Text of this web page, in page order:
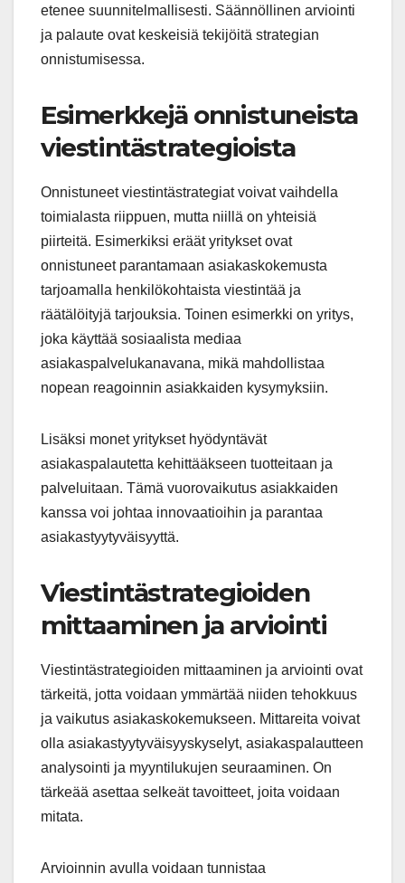
etenee suunnitelmallisesti. Säännöllinen arviointi
ja palaute ovat keskeisiä tekijöitä strategian
onnistumisessa.
Esimerkkejä onnistuneista
viestintästrategioista
Onnistuneet viestintästrategiat voivat vaihdella
toimialasta riippuen, mutta niillä on yhteisiä
piirteitä. Esimerkiksi eräät yritykset ovat
onnistuneet parantamaan asiakaskokemusta
tarjoamalla henkilökohtaista viestintää ja
räätälöityjä tarjouksia. Toinen esimerkki on yritys,
joka käyttää sosiaalista mediaa
asiakaspalvelukanavana, mikä mahdollistaa
nopean reagoinnin asiakkaiden kysymyksiin.
Lisäksi monet yritykset hyödyntävät
asiakaspalautetta kehittääkseen tuotteitaan ja
palveluitaan. Tämä vuorovaikutus asiakkaiden
kanssa voi johtaa innovaatioihin ja parantaa
asiakastyytyväisyyttä.
Viestintästrategioiden
mittaaminen ja arviointi
Viestintästrategioiden mittaaminen ja arviointi ovat
tärkeitä, jotta voidaan ymmärtää niiden tehokkuus
ja vaikutus asiakaskokemukseen. Mittareita voivat
olla asiakastyytyväisyyskyselyt, asiakaspalautteen
analysointi ja myyntilukujen seuraaminen. On
tärkeää asettaa selkeät tavoitteet, joita voidaan
mitata.
Arvioinnin avulla voidaan tunnistaa